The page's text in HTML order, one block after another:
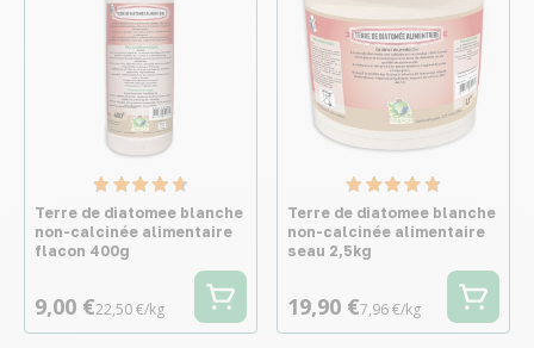
Terre de diatomee blanche
non-calcinée alimentaire
flacon 400g
9,00 €22,50 €/kg
Terre de diatomee blanche
non-calcinée alimentaire
seau 2,5kg
19,90 €7,96 €/kg